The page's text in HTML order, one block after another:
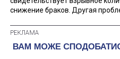
снижение браков. Другая